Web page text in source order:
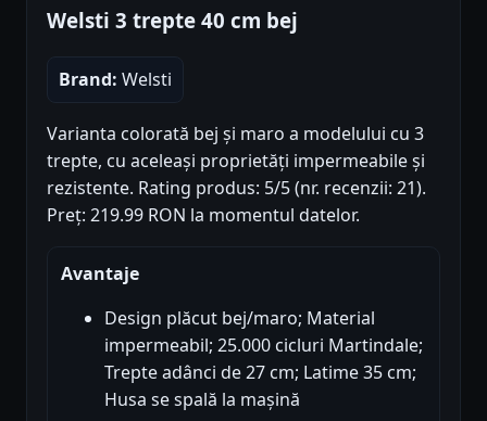
Welsti 3 trepte 40 cm bej
Brand: Welsti
Varianta colorată bej și maro a modelului cu 3
trepte, cu aceleași proprietăți impermeabile și
rezistente. Rating produs: 5/5 (nr. recenzii: 21).
Preț: 219.99 RON la momentul datelor.
Avantaje
Design plăcut bej/maro; Material
impermeabil; 25.000 cicluri Martindale;
Trepte adânci de 27 cm; Latime 35 cm;
Husa se spală la mașină